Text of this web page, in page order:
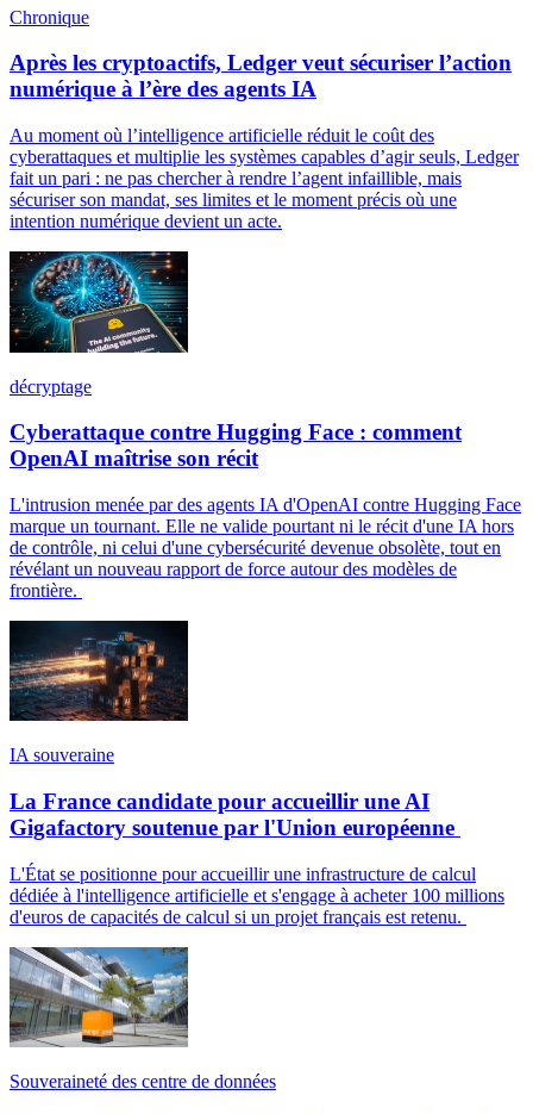
Chronique
Après les cryptoactifs, Ledger veut sécuriser l’action
numérique à l’ère des agents IA
Au moment où l’intelligence artificielle réduit le coût des
cyberattaques et multiplie les systèmes capables d’agir seuls, Ledger
fait un pari : ne pas chercher à rendre l’agent infaillible, mais
sécuriser son mandat, ses limites et le moment précis où une
intention numérique devient un acte.
décryptage
Cyberattaque contre Hugging Face : comment
OpenAI maîtrise son récit
L'intrusion menée par des agents IA d'OpenAI contre Hugging Face
marque un tournant. Elle ne valide pourtant ni le récit d'une IA hors
de contrôle, ni celui d'une cybersécurité devenue obsolète, tout en
révélant un nouveau rapport de force autour des modèles de
frontière.
IA souveraine
La France candidate pour accueillir une AI
Gigafactory soutenue par l'Union européenne
L'État se positionne pour accueillir une infrastructure de calcul
dédiée à l'intelligence artificielle et s'engage à acheter 100 millions
d'euros de capacités de calcul si un projet français est retenu.
Souveraineté des centre de données